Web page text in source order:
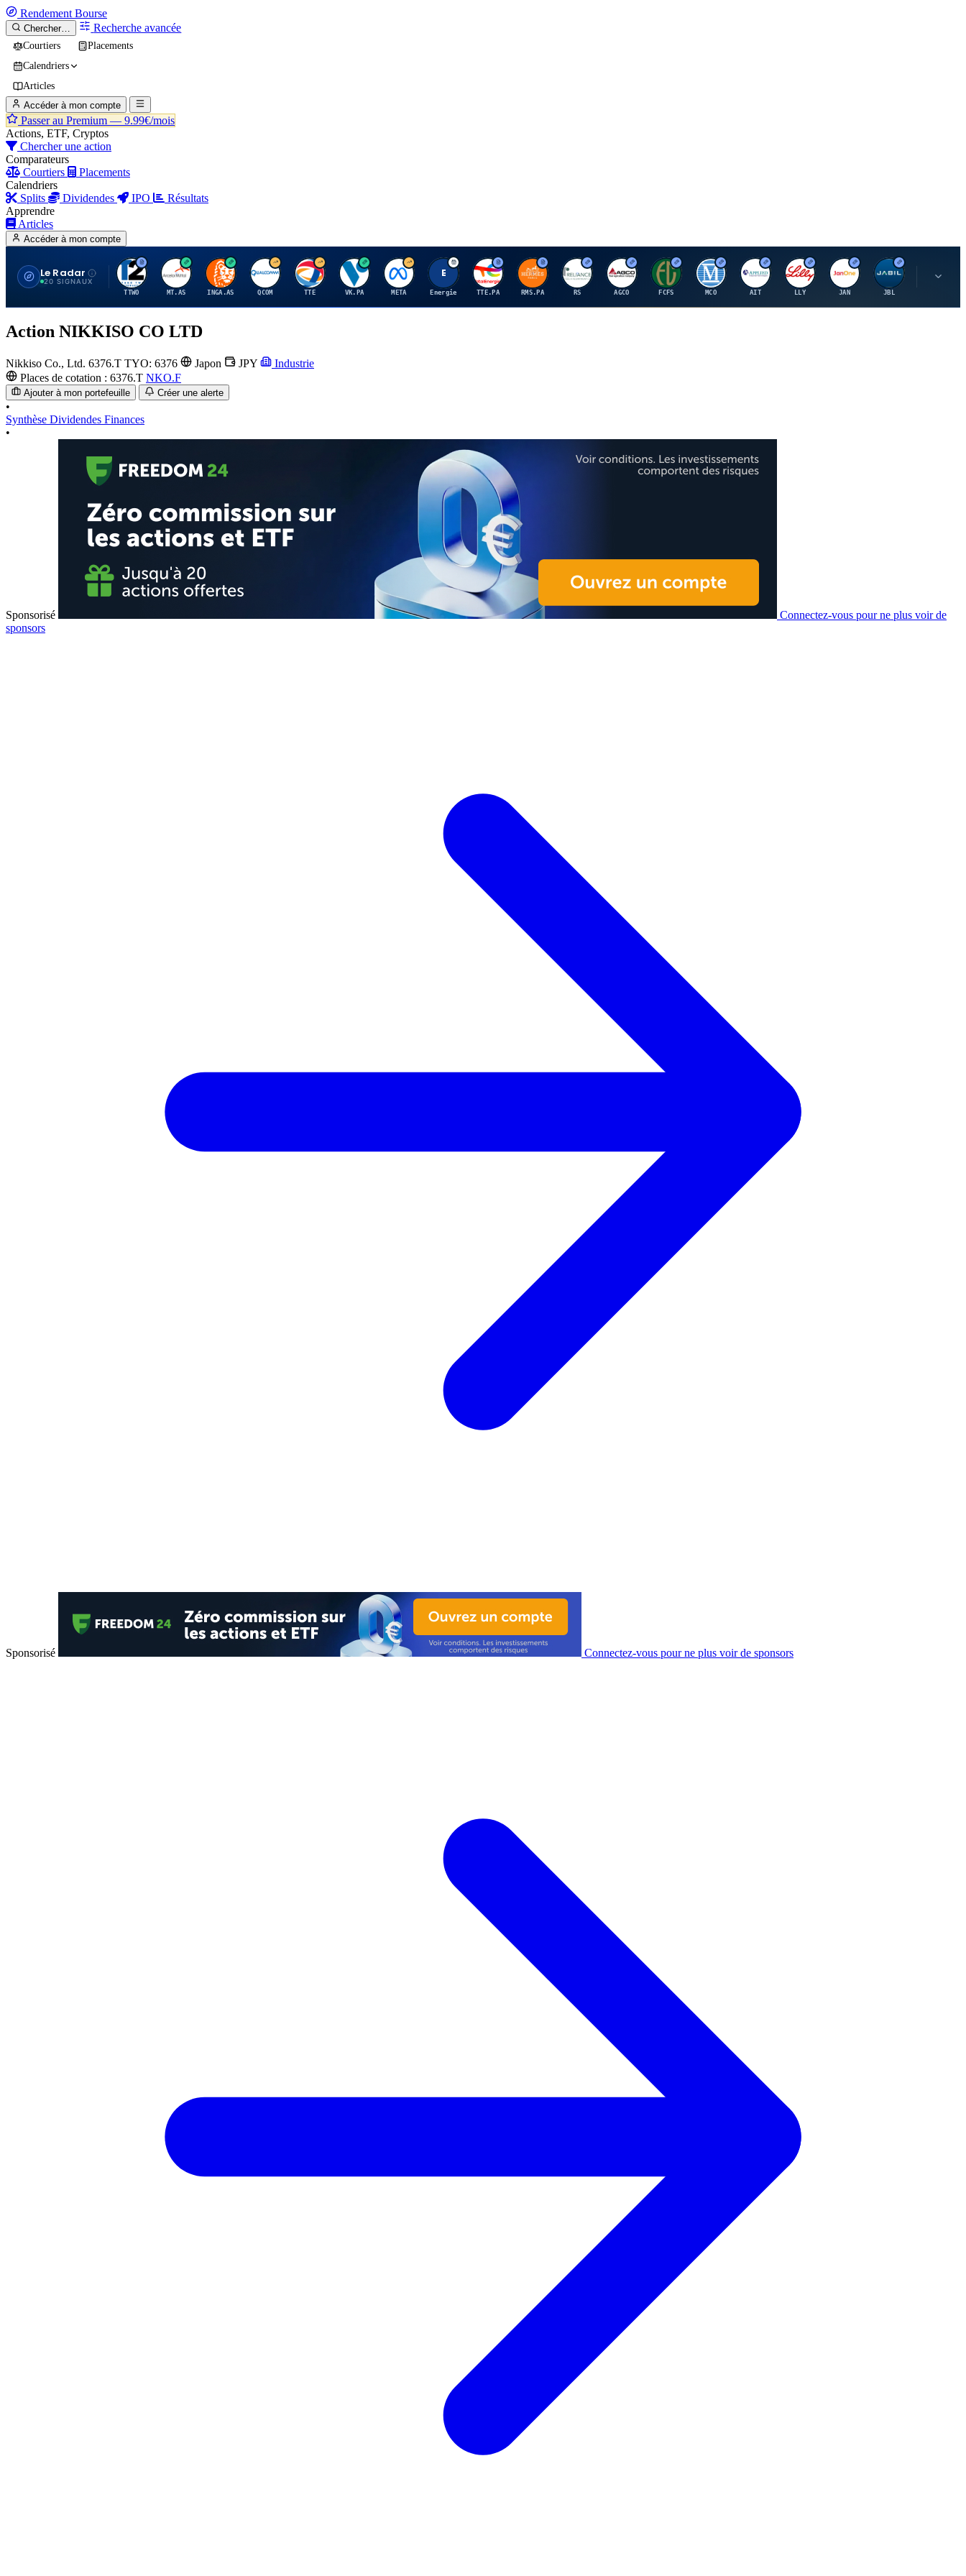
Rendement Bourse
Chercher… Recherche avancée
Courtiers
Placements
Calendriers
Articles
Accéder à mon compte
Passer au Premium — 9.99€/mois
Actions, ETF, Cryptos
Chercher une action
Comparateurs
Courtiers
Placements
Calendriers
Splits
Dividendes IPO
Résultats
Apprendre
Articles
Accéder à mon compte
Le Radar
20 SIGNAUX
T
TTWO
A
MT.AS
I
INGA.AS
Q
QCOM
T
TTE
V
VK.PA
M
META
E
Energie
T
TTE.PA
H
RMS.PA
R
RS
A
AGCO
F
FCFS
M
MCO
A
AIT
E
LLY
J
JAN
J
JBL
P
Action NIKKISO CO LTD
Nikkiso Co., Ltd. 6376.T TYO: 6376 Japon JPY
Industrie
Places de cotation : 6376.T NKO.F
Ajouter à mon portefeuille Créer une alerte
•
Synthèse Dividendes Finances
•
Sponsorisé
Connectez-vous pour ne plus voir de
sponsors
Sponsorisé Connectez-vous pour ne plus voir de sponsors